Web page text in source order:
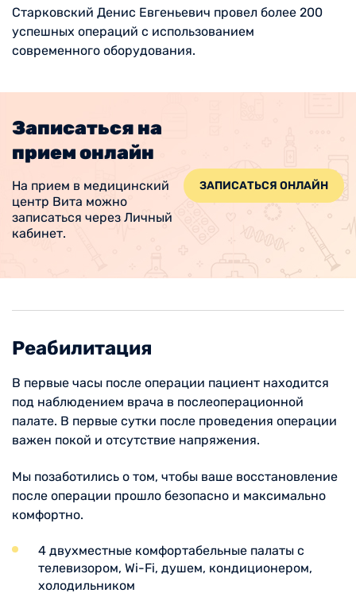
Старковский Денис Евгеньевич провел более 200
успешных операций с использованием
современного оборудования.
Записаться на
прием онлайн
На прием в медицинский
центр Вита можно
записаться через Личный
кабинет.
ЗАПИСАТЬСЯ ОНЛАЙН
Реабилитация
В первые часы после операции пациент находится
под наблюдением врача в послеоперационной
палате. В первые сутки после проведения операции
важен покой и отсутствие напряжения.
Мы позаботились о том, чтобы ваше восстановление
после операции прошло безопасно и максимально
комфортно.
4 двухместные комфортабельные палаты с
телевизором, Wi-Fi, душем, кондиционером,
холодильником